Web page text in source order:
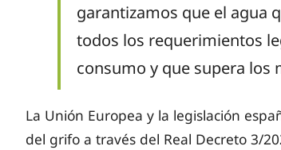
garantizamos que el agua
todos los requerimientos
consumo y que supera los
La Unión Europea y la legislación
del grifo a través del Real Decreto 3/